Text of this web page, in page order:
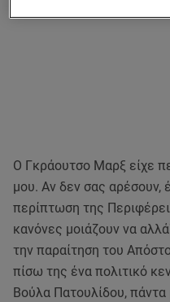
Ο Γκράουτσο Μαρξ είχε
μου. Αν δεν σας αρέσουν,
περίπτωση της
κανόνες μοιάζουν να
την παραίτηση του
πίσω της ένα πολιτικό
Βούλα Πατουλίδου, πάντα